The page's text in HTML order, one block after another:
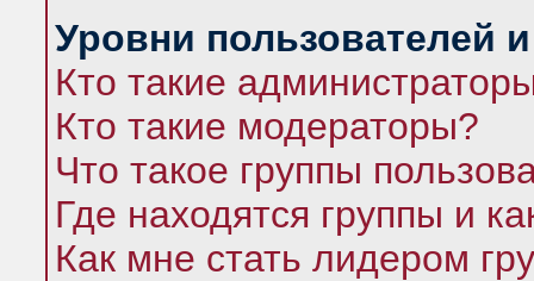
Уровни пользователей
Кто такие
Кто такие модераторы?
Что такое группы
Где находятся группы и
Как мне стать лидером